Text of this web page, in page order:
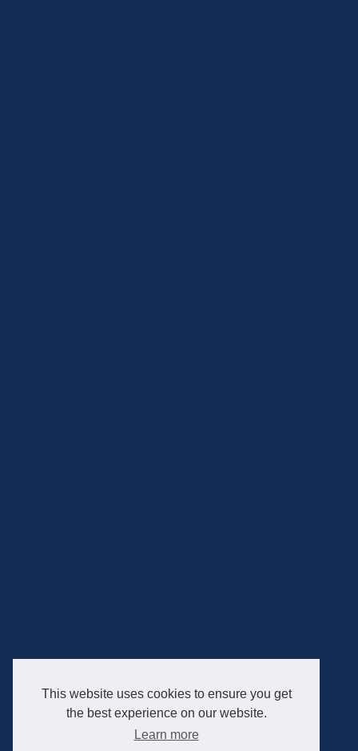
This website uses cookies to ensure you get
the best experience on our website.
Learn more